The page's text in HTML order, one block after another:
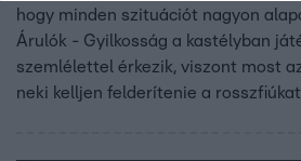
hogy minden szituációt nagyon
Árulók - Gyilkosság a kastélyban
szemlélettel érkezik, viszont most
neki kelljen felderítenie a